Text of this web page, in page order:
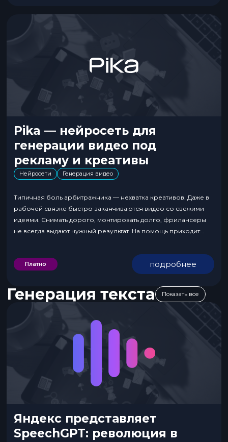
Pika — нейросеть для
генерации видео под
рекламу и креативы
Нейросети Генерация видео
Типичная боль арбитражника — нехватка креативов. Даже в
рабочей связке быстро заканчиваются видео со свежими
идеями. Снимать дорого, монтировать долго, фрилансеры
не всегда выдают нужный результат. На помощь приходит
текстовым промптам и изображениям. Она не заменяет
классический видеомонтаж, но умеет быстро создавать
вариативные ролики для тестов. Мы разобрались,...
Платно подробнее
Генерация текста Показать все
Яндекс представляет
SpeechGPT: революция в